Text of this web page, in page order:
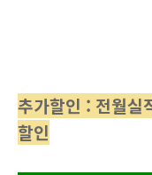
추가할인 : 전월실
할인